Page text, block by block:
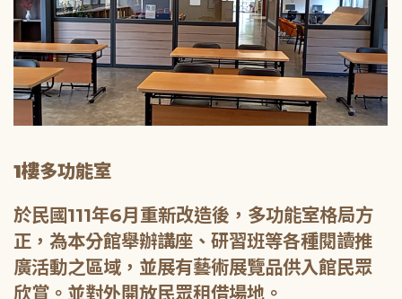
1樓多功能室
於民國111年6月重新改造後，多功能室格局方
正，為本分館舉辦講座、研習班等各種閱讀推
廣活動之區域，並展有藝術展覽品供入館民眾
欣賞。並對外開放民眾租借場地。